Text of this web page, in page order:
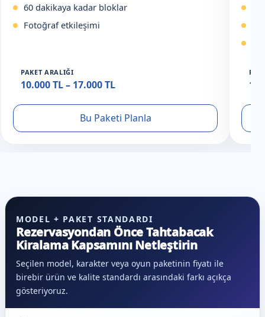
60 dakikaya kadar bloklar
Fotoğraf etkileşimi
PAKET ARALIĞI
10.000 TL – 17.000 TL
Bu Paketi Planla
MODEL + PAKET STANDARDI
Rezervasyondan Önce Tahtabacak
Kiralama Kapsamını Netleştirin
Seçilen model, karakter veya oyun paketinin fiyatı ile
birebir ürün ve kalite standardı arasındaki farkı açıkça
gösteriyoruz.